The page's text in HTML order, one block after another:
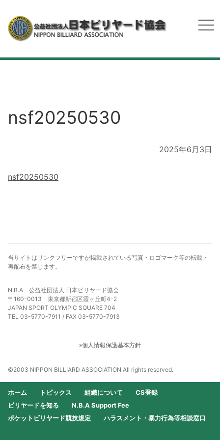
nsf20250530
2025年6月3日
nsf20250530
当サイトはリンクフリーですが掲載されている写真・ロゴマーク等の転載・
再配布を禁じます。
N.B.A 公益社団法人 日本ビリヤード協会
〒160-0013 東京都新宿区霞ヶ丘町4-2
JAPAN SPORT OLYMPIC SQUARE 704
TEL 03-5770-7911 / FAX 03-5770-7913
»個人情報保護基本方針
©2003 NIPPON BILLIARD ASSOCIATION All rights reserved.
ホーム トピックス 組織について
CS登録
ビリヤードを知る
N.B.A Support Fee
ポケットビリヤード競技規定
ハラスメント・暴力行為等相談窓口